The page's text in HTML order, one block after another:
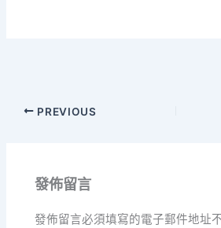
PREVIOUS
發佈留言
發佈留言必須填寫的電子郵件地址